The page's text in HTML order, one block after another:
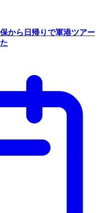
から日帰りで軍港ツアー